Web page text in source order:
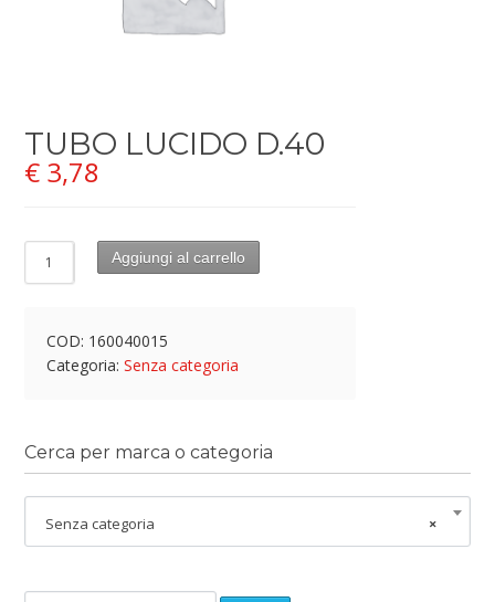
TUBO LUCIDO D.40
€ 3,78
Aggiungi al carrello
COD: 160040015
Categoria:Senza categoria
Cerca per marca o categoria
×
Senza categoria